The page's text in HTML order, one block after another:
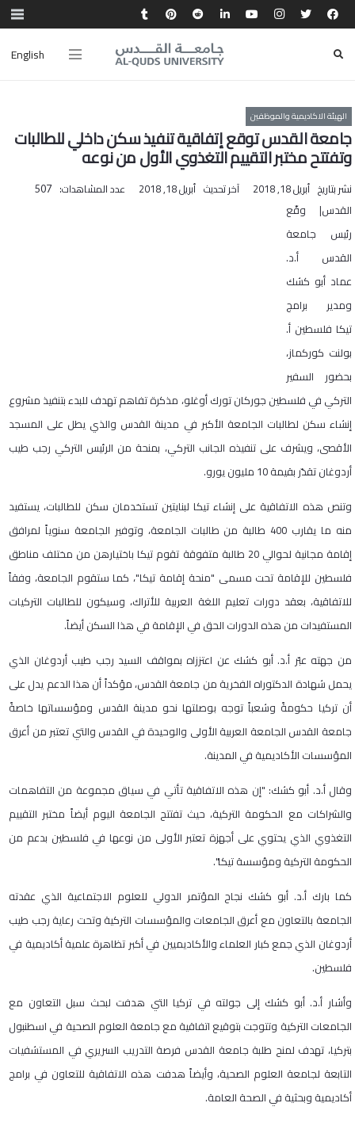
English
الهيئة الاكاديمية والموظفين
جامعة القدس توقع إتفاقية تنفيذ سكن داخلي للطالبات
وتفتتح مختبر التقييم التغذوي الأول من نوعه
نشر بتاريخ أبريل 18, 2018 آخر تحديث أبريل 18, 2018 عدد المشاهدات: 507
القدس| وقّع
رئيس جامعة
القدس أ.د.
عماد أبو كشك
ومدير برامج
تيكا فلسطين أ.
بولنت كوركماز،
بحضور السفير
التركي في فلسطين جوركان تورك أوغلو، مذكرة تفاهم تهدف للبدء بتنفيذ مشروع
إنشاء سكن لطالبات الجامعة الأكبر في مدينة القدس والذي يطل على المسجد
الأقصى، ويشرف على تنفيذه الجانب التركي، بمنحة من الرئيس التركي رجب طيب
أردوغان تقدّر بقيمة 10 مليون يورو.
وتنص هذه الاتفاقية على إنشاء تيكا لبنايتين تستخدمان سكن للطالبات، يستفيد
منه ما يقارب 400 طالبة من طالبات الجامعة، وتوفير الجامعة سنوياً لمرافق
إقامة مجانية لحوالي 20 طالبة متفوقة تقوم تيكا باختيارهن من مختلف مناطق
فلسطين للإقامة تحت مسمى "منحة إقامة تيكا"، كما ستقوم الجامعة، وفقاً
للاتفاقية، بعقد دورات تعليم اللغة العربية للأتراك، وسيكون للطالبات التركيات
المستفيدات من هذه الدورات الحق في الإقامة في هذا السكن أيضاً.
من جهته عبّر أ.د. أبو كشك عن اعتززاه بمواقف السيد رجب طيب أردوغان الذي
يحمل شهادة الدكتوراه الفخرية من جامعة القدس، مؤكداً أن هذا الدعم يدل على
أن تركيا حكومةً وشعباً توجه بوصلتها نحو مدينة القدس ومؤسساتها خاصةً
جامعة القدس الجامعة العربية الأولى والوحيدة في القدس والتي تعتبر من أعرق
المؤسسات الأكاديمية في المدينة.
وقال أ.د. أبو كشك: "إن هذه الاتفاقية تأتي في سياق مجموعة من التفاهمات
والشراكات مع الحكومة التركية، حيث تفتتح الجامعة اليوم أيضاً مختبر التقييم
التغذوي الذي يحتوي على أجهزة تعتبر الأولى من نوعها في فلسطين بدعم من
الحكومة التركية ومؤسسة تيكا".
كما بارك أ.د. أبو كشك نجاح المؤتمر الدولي للعلوم الاجتماعية الذي عقدته
الجامعة بالتعاون مع أعرق الجامعات والمؤسسات التركية وتحت رعاية رجب طيب
أردوغان الذي جمع كبار العلماء والأكاديميين في أكبر تظاهرة علمية أكاديمية في
فلسطين.
وأشار أ.د. أبو كشك إلى جولته في تركيا التي هدفت لبحث سبل التعاون مع
الجامعات التركية وتتوجت بتوقيع اتفاقية مع جامعة العلوم الصحية في اسطنبول
بتركيا، تهدف لمنح طلبة جامعة القدس فرصة التدريب السريري في المستشفيات
التابعة لجامعة العلوم الصحية، وأيضاً هدفت هذه الاتفاقية للتعاون في برامج
أكاديمية وبحثية في الصحة العامة.